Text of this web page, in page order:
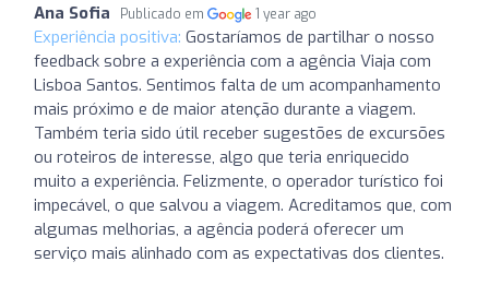
Ana Sofia Publicado em 1 year ago
Experiência positiva: Gostaríamos de partilhar o nosso
feedback sobre a experiência com a agência Viaja com
Lisboa Santos. Sentimos falta de um acompanhamento
mais próximo e de maior atenção durante a viagem.
Também teria sido útil receber sugestões de excursões
ou roteiros de interesse, algo que teria enriquecido
muito a experiência. Felizmente, o operador turístico foi
impecável, o que salvou a viagem. Acreditamos que, com
algumas melhorias, a agência poderá oferecer um
serviço mais alinhado com as expectativas dos clientes.